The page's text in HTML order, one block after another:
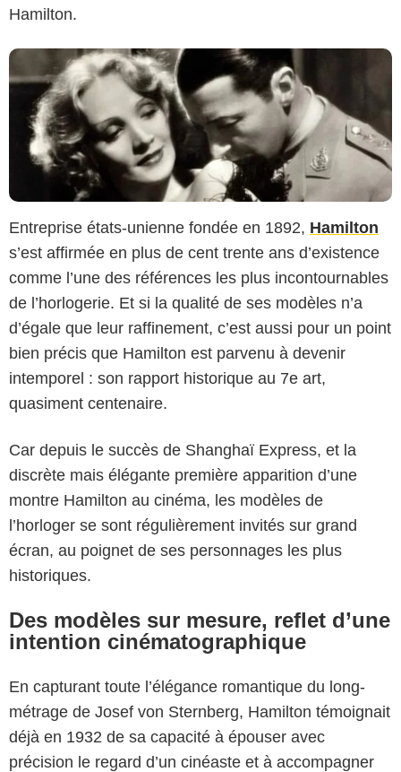
Hamilton.
Entreprise états-unienne fondée en 1892, Hamilton
s’est affirmée en plus de cent trente ans d’existence
comme l’une des références les plus incontournables
de l’horlogerie. Et si la qualité de ses modèles n’a
d’égale que leur raffinement, c’est aussi pour un point
bien précis que Hamilton est parvenu à devenir
intemporel : son rapport historique au 7e art,
quasiment centenaire.
Car depuis le succès de Shanghaï Express, et la
discrète mais élégante première apparition d’une
montre Hamilton au cinéma, les modèles de
l’horloger se sont régulièrement invités sur grand
écran, au poignet de ses personnages les plus
historiques.
Des modèles sur mesure, reflet d’une
intention cinématographique
En capturant toute l’élégance romantique du long-
métrage de Josef von Sternberg, Hamilton témoignait
déjà en 1932 de sa capacité à épouser avec
précision le regard d’un cinéaste et à accompagner